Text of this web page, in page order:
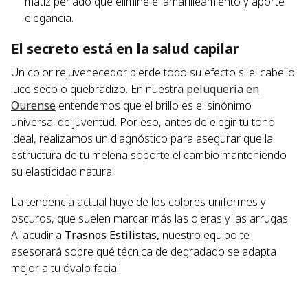
elegancia.
El secreto está en la salud capilar
Un color rejuvenecedor pierde todo su efecto si el cabello
luce seco o quebradizo. En nuestra peluquería en
Ourense entendemos que el brillo es el sinónimo
universal de juventud. Por eso, antes de elegir tu tono
ideal, realizamos un diagnóstico para asegurar que la
estructura de tu melena soporte el cambio manteniendo
su elasticidad natural.
La tendencia actual huye de los colores uniformes y
oscuros, que suelen marcar más las ojeras y las arrugas.
Al acudir a Trasnos Estilistas, nuestro equipo te
asesorará sobre qué técnica de degradado se adapta
mejor a tu óvalo facial.